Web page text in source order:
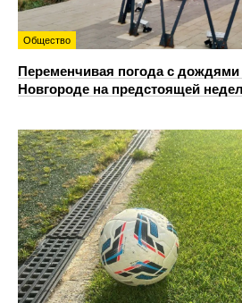
Общество
Переменчивая погода с
Новгороде на предстоящей